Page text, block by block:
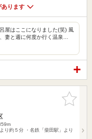
ります
屋はここになりました(笑) 風
妻と週に何度か行く温泉…
お気に入
りに追加
り約５分 ・名鉄「柴田駅」より